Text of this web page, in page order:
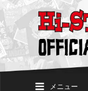
メニュー